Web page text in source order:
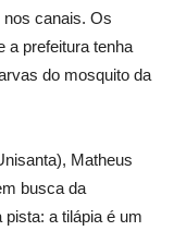
canais. Os
a prefeitura tenha
do mosquito da
Matheus
busca da
a tilápia é um